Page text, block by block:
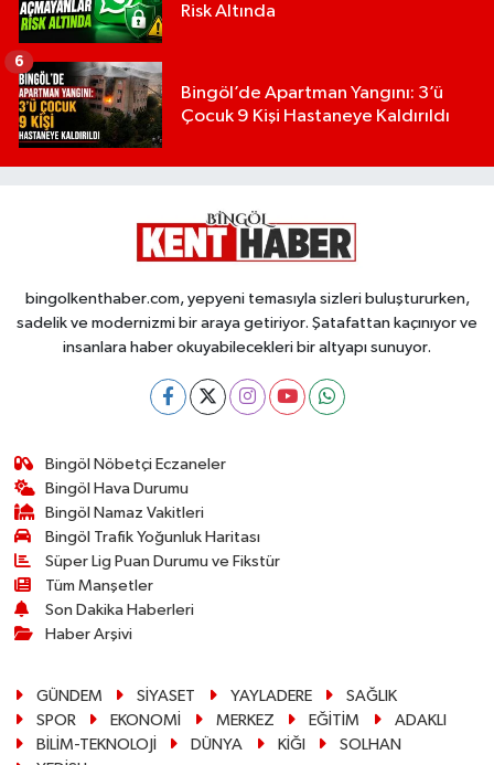
Risk Altında
Bingöl’de Apartman Yangını: 3’ü
Çocuk 9 Kişi Hastaneye Kaldırıldı
6
bingolkenthaber.com, yepyeni temasıyla sizleri buluştururken,
sadelik ve modernizmi bir araya getiriyor. Şatafattan kaçınıyor ve
insanlara haber okuyabilecekleri bir altyapı sunuyor.
Bingöl Nöbetçi Eczaneler
Bingöl Hava Durumu
Bingöl Namaz Vakitleri
Bingöl Trafik Yoğunluk Haritası
Süper Lig Puan Durumu ve Fikstür
Tüm Manşetler
Son Dakika Haberleri
Haber Arşivi
GÜNDEM SİYASET YAYLADERE
SAĞLIK
SPOR
EKONOMİ MERKEZ EĞİTİM
ADAKLI
BİLİM-TEKNOLOJİ
DÜNYA KİĞI
SOLHAN